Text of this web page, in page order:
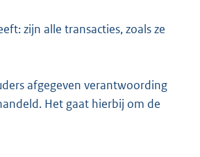
zijn alle transacties, zoals ze
afgegeven verantwoording
Het gaat hierbij om de